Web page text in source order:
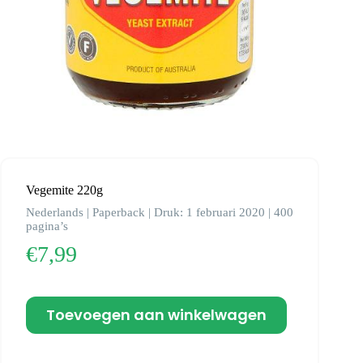
Vegemite 220g
Nederlands | Paperback | Druk: 1 februari 2020 | 400
pagina’s
€7,99
Toevoegen aan winkelwagen